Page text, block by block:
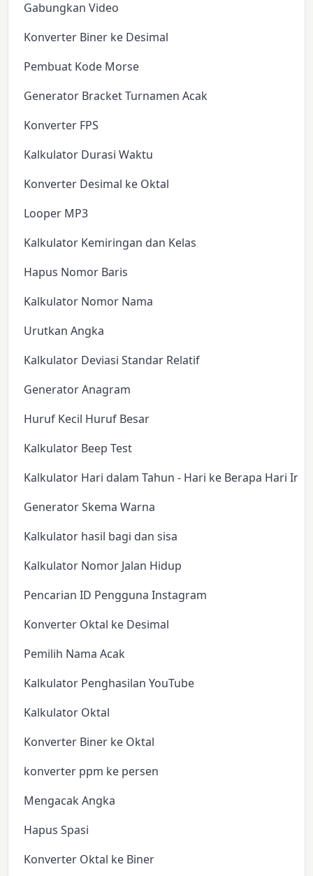
Gabungkan Video
Konverter Biner ke Desimal
Pembuat Kode Morse
Generator Bracket Turnamen Acak
Konverter FPS
Kalkulator Durasi Waktu
Konverter Desimal ke Oktal
Looper MP3
Kalkulator Kemiringan dan Kelas
Hapus Nomor Baris
Kalkulator Nomor Nama
Urutkan Angka
Kalkulator Deviasi Standar Relatif
Generator Anagram
Huruf Kecil Huruf Besar
Kalkulator Beep Test
Kalkulator Hari dalam Tahun - Hari ke Berapa Hari Ini?
Generator Skema Warna
Kalkulator hasil bagi dan sisa
Kalkulator Nomor Jalan Hidup
Pencarian ID Pengguna Instagram
Konverter Oktal ke Desimal
Pemilih Nama Acak
Kalkulator Penghasilan YouTube
Kalkulator Oktal
Konverter Biner ke Oktal
konverter ppm ke persen
Mengacak Angka
Hapus Spasi
Konverter Oktal ke Biner